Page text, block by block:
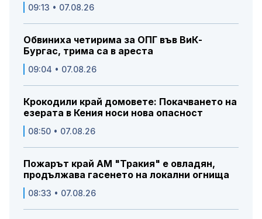
09:13 • 07.08.26
Обвиниха четирима за ОПГ във ВиК-
Бургас, трима са в ареста
09:04 • 07.08.26
Крокодили край домовете: Покачването на
езерата в Кения носи нова опасност
08:50 • 07.08.26
Пожарът край АМ "Тракия" е овладян,
продължава гасенето на локални огнища
08:33 • 07.08.26